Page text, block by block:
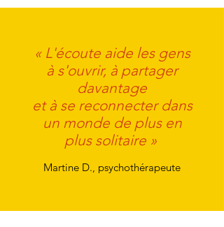
« L'écoute aide les gens
à s'ouvrir, à partager
davantage
et à se reconnecter dans
un monde de plus en
plus solitaire »
Martine D., psychothérapeute